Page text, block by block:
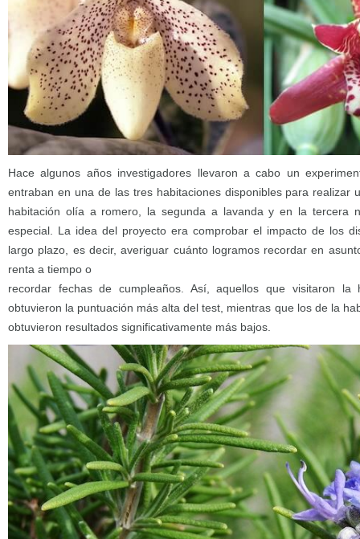
Hace algunos años investigadores llevaron a cabo un
entraban en una de las tres habitaciones disponibles para realizar
habitación olía a romero, la segunda a lavanda y en la tercera
especial. La idea del proyecto era comprobar el impacto de los
largo plazo, es decir, averiguar cuánto logramos recordar en
renta a tiempo o
recordar fechas de cumpleaños. Así, aquellos que visitaron
obtuvieron la puntuación más alta del test, mientras que los de la
obtuvieron resultados significativamente más bajos.